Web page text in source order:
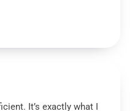
It’s exactly what I